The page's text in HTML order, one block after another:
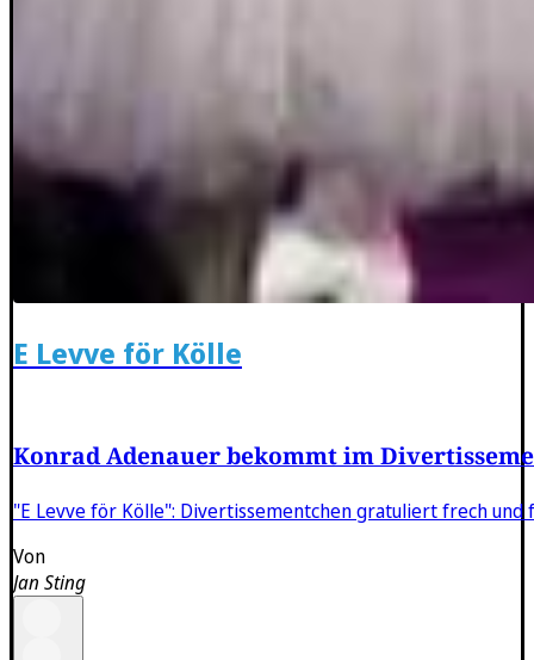
E Levve för Kölle
Konrad Adenauer bekommt im
"E Levve för Kölle": Divertissementchen gratuliert frech und
Von
Jan Sting